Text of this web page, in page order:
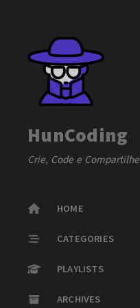
HunCoding
Crie, Code e Compartilhe
HOME
CATEGORIES
PLAYLISTS
ARCHIVES